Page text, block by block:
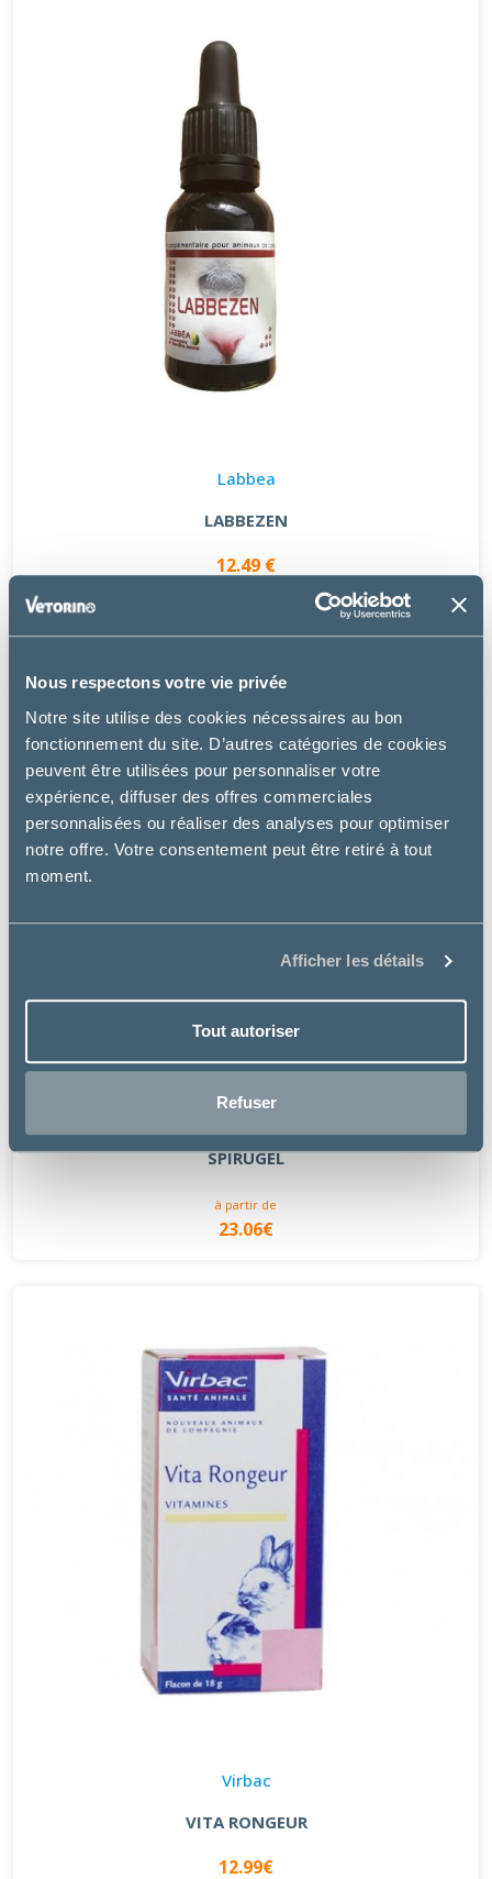
Nous respectons votre vie privée
Notre site utilise des cookies nécessaires au bon
fonctionnement du site. D’autres catégories de cookies
peuvent être utilisées pour personnaliser votre
expérience, diffuser des offres commerciales
personnalisées ou réaliser des analyses pour optimiser
notre offre. Votre consentement peut être retiré à tout
moment.
Afficher les détails
Tout autoriser
Refuser
Labbea
LABBEZEN
12.49 €
Labbea
SPIRUGEL
à partir de
23.06€
Virbac
VITA RONGEUR
12.99€